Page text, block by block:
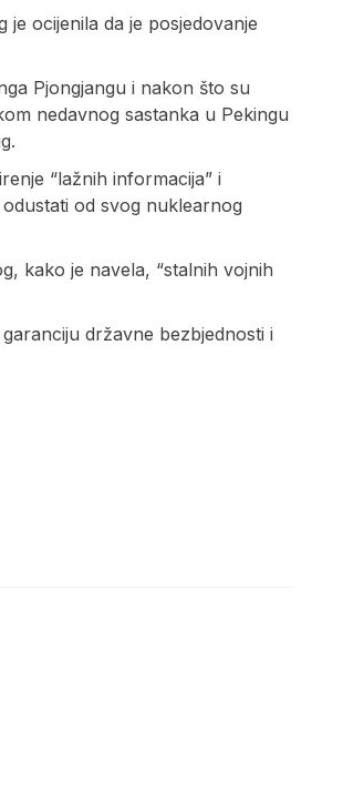
ocijenila da je posjedovanje
Pjongjangu i nakon što su
nedavnog sastanka u Pekingu
“lažnih informacija” i
od svog nuklearnog
kako je navela, “stalnih vojnih
državne bezbjednosti i